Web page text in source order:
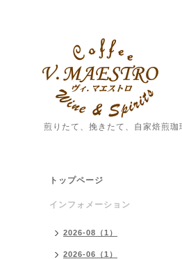
煎りたて、挽きたて、自家焙煎
トップページ
インフォメーション
2026-08（1）
2026-06（1）